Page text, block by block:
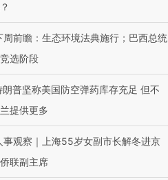
周前瞻：生态环境法典施行；巴西总统
选阶段
朗普坚称美国防空弹药库存充足 但不
提供更多
事观察｜上海55岁女副市长解冬进京
联副主席